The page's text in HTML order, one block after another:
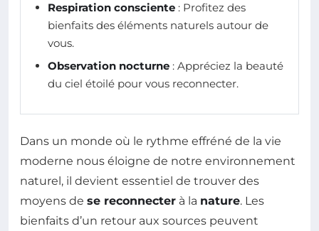
Respiration consciente : Profitez des
bienfaits des éléments naturels autour de
vous.
Observation nocturne : Appréciez la beauté
du ciel étoilé pour vous reconnecter.
Dans un monde où le rythme effréné de la vie
moderne nous éloigne de notre environnement
naturel, il devient essentiel de trouver des
moyens de se reconnecter à la nature. Les
bienfaits d’un retour aux sources peuvent